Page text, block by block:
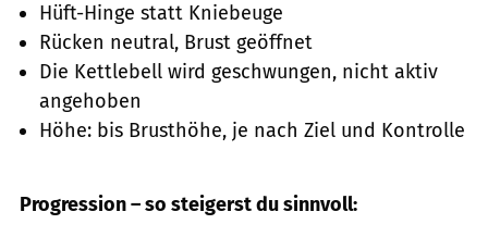
Hüft-Hinge statt Kniebeuge
Rücken neutral, Brust geöffnet
Die Kettlebell wird geschwungen, nicht aktiv
angehoben
Höhe: bis Brusthöhe, je nach Ziel und Kontrolle
Progression – so steigerst du sinnvoll: